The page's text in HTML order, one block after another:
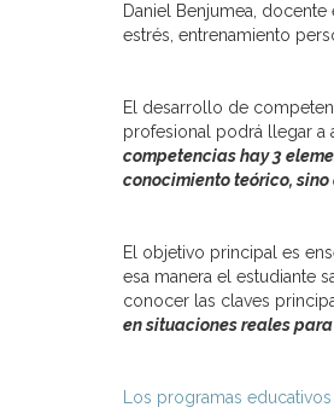
Daniel Benjumea,
estrés, entrenamiento
El desarrollo de
profesional podrá llegar a
competencias hay 3
conocimiento teórico,
El objetivo principal es
esa manera el estudiante
conocer las claves
en situaciones reales
Los programas